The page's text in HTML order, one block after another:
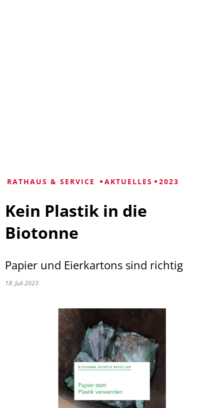
RATHAUS & SERVICE AKTUELLES 2023
Kein Plastik in die
Biotonne
Papier und Eierkartons sind richtig
18. Juli 2023